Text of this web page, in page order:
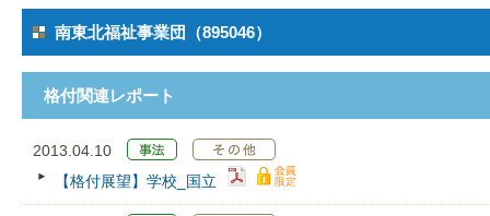
南東北福祉事業団（895046）
格付関連レポート
2013.04.10
【格付展望】学校_国立